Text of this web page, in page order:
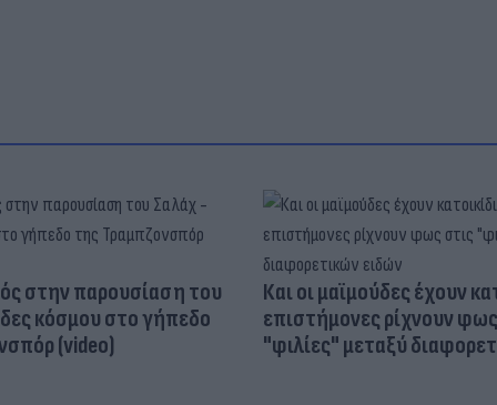
στην παρουσίαση του
κόσμου στο γήπεδο
(video)
Και οι μαϊμούδες έχουν
επιστήμονες ρίχνουν
"φιλίες" μεταξύ